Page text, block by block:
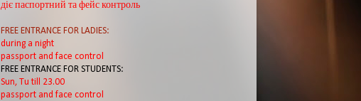
діє паспортний та фейс контроль
FREE ENTRANCE FOR LADIES:
during a night
passport and face control
FREE ENTRANCE FOR STUDENTS:
Sun, Tu till 23.00
passport and face control